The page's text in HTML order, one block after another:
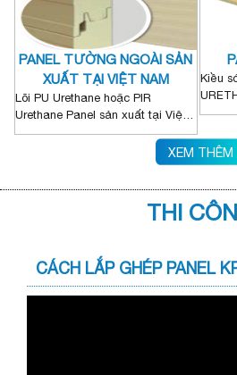
PANEL TƯỜNG NGOÀI SẢN
XUẤT TẠI VIỆT NAM
Lõi PU Urethane hoặc PIR
Urethane Panel sản xuất tại Việt
Nam
Kiều
XEM THÊM
THI
CÁCH LẮP GHÉP PANEL